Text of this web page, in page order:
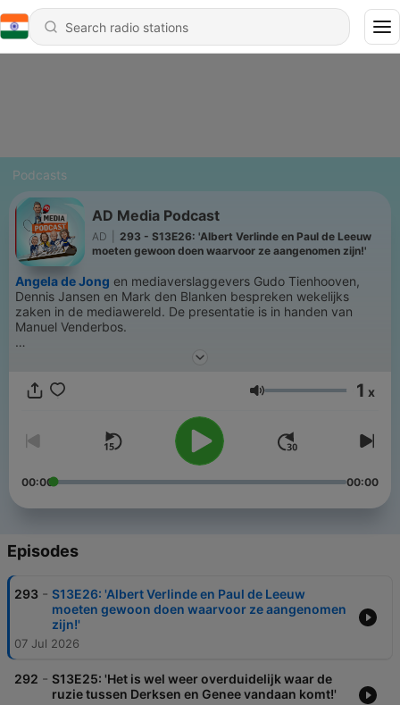
Podcasts
AD Media Podcast
AD
293 - S13E26: 'Albert Verlinde en Paul de Leeuw
moeten gewoon doen waarvoor ze aangenomen zijn!'
Angela de Jong en mediaverslaggevers Gudo Tienhooven,
Dennis Jansen en Mark den Blanken bespreken wekelijks
zaken in de mediawereld. De presentatie is in handen van
Manuel Venderbos.
Meer medianieuws? Ga naar AD.nl/show
Volume 1 x
00:00 00:00
Episodes
293 - S13E26: 'Albert Verlinde en Paul de Leeuw
moeten gewoon doen waarvoor ze aangenomen
zijn!'
07 Jul 2026
292 - S13E25: 'Het is wel weer overduidelijk waar de
ruzie tussen Derksen en Genee vandaan komt!'